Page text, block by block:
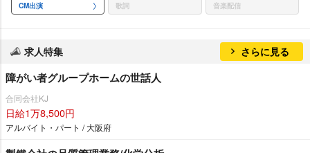
CM出演 歌詞 音楽配信
求人特集 さらに見る
障がい者グループホームの世話人
合同会社KJ
日給1万8,500円
アルバイト・パート / 大阪府